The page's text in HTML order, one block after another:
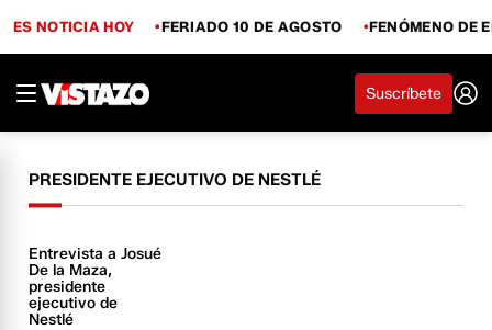
ES NOTICIA HOY FERIADO 10 DE AGOSTO FENÓMENO DE
Suscríbete
PRESIDENTE EJECUTIVO DE NESTLÉ
Entrevista a Josué
De la Maza,
presidente
ejecutivo de
Nestlé